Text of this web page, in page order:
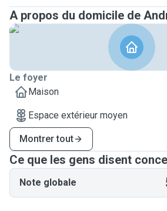
A propos du domicile de
Le foyer
Maison
Espace extérieur moyen
Montrer tout
Ce que les gens disent
Note globale